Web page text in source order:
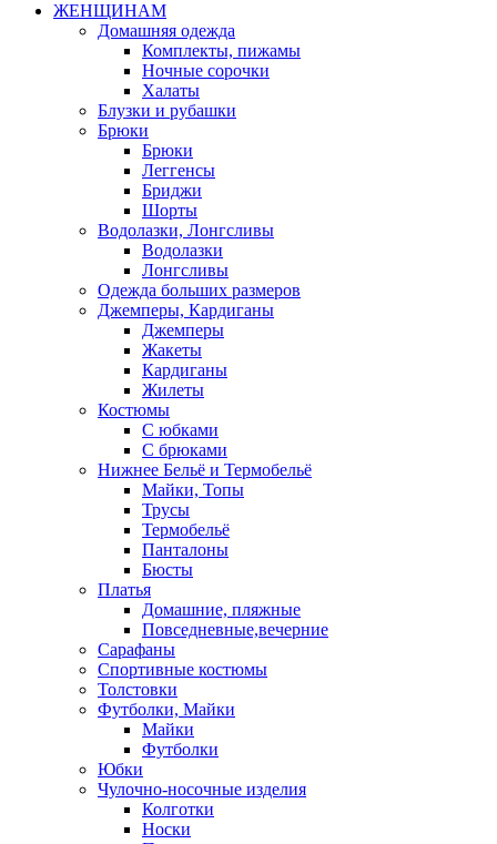
ЖЕНЩИНАМ
Домашняя одежда
Комплекты, пижамы
Ночные сорочки
Халаты
Блузки и рубашки
Брюки
Брюки
Леггенсы
Бриджи
Шорты
Водолазки, Лонгсливы
Водолазки
Лонгсливы
Одежда больших размеров
Джемперы, Кардиганы
Джемперы
Жакеты
Кардиганы
Жилеты
Костюмы
С юбками
С брюками
Нижнее Бельё и Термобельё
Майки, Топы
Трусы
Термобельё
Панталоны
Бюсты
Платья
Домашние, пляжные
Повседневные,вечерние
Сарафаны
Спортивные костюмы
Толстовки
Футболки, Майки
Майки
Футболки
Юбки
Чулочно-носочные изделия
Колготки
Носки